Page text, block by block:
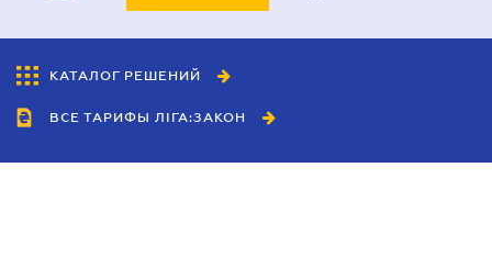
КАТАЛОГ РЕШЕНИЙ
ВСЕ ТАРИФЫ ЛІГА:ЗАКОН